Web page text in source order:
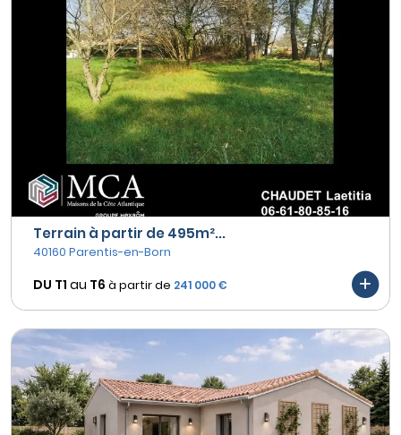
Terrain à partir de 495m²...
40160 Parentis-en-Born
DU T1 au T6 à partir de 241 000 €